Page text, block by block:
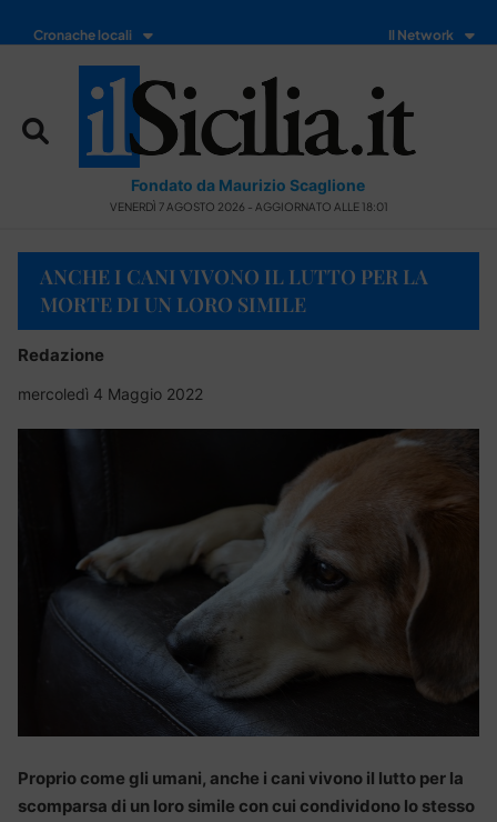
Cronache locali Il Network
Fondato da Maurizio Scaglione
VENERDÌ 7 AGOSTO 2026 - AGGIORNATO ALLE 18:01
ANCHE I CANI VIVONO IL LUTTO PER LA
MORTE DI UN LORO SIMILE
Redazione
mercoledì 4 Maggio 2022
Proprio come gli umani, anche i cani vivono il lutto per la
scomparsa di un loro simile con cui condividono lo stesso